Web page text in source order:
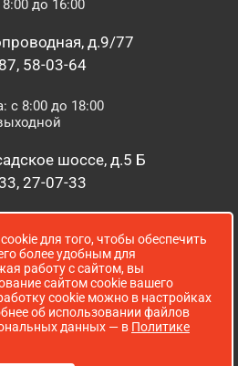
до 16:00
д.9/77
58-03-64
с 8:00 до 18:00
шоссе, д.5 Б
27-07-33
8:00 до 16:00
д. 52 А
8:00 до 18:00
для того, чтобы обеспечить
более удобным для
работу с сайтом, вы
сайтом cookie вашего
cookie можно в настройках
об использовании файлов
данных — в Политике